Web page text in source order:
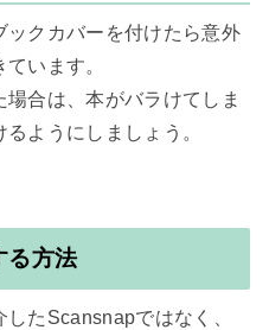
ックカバーを付けたら意外
います。
合は、本がバラけてしま
ようにしましょう。
る方法
たScansnapではなく、